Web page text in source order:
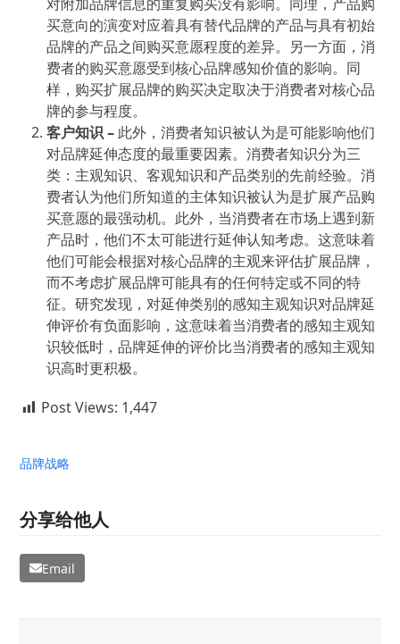
买意向的演变对应着具有替代品牌的产品与具有初始
品牌的产品之间购买意愿程度的差异。另一方面，消
费者的购买意愿受到核心品牌感知价值的影响。同
样，购买扩展品牌的购买决定取决于消费者对核心品
牌的参与程度。
客户知识– 此外，消费者知识被认为是可能影响他们
对品牌延伸态度的最重要因素。消费者知识分为三
类：主观知识、客观知识和产品类别的先前经验。消
费者认为他们所知道的主体知识被认为是扩展产品购
买意愿的最强动机。此外，当消费者在市场上遇到新
产品时，他们不太可能进行延伸认知考虑。这意味着
他们可能会根据对核心品牌的主观来评估扩展品牌，
而不考虑扩展品牌可能具有的任何特定或不同的特
征。研究发现，对延伸类别的感知主观知识对品牌延
伸评价有负面影响，这意味着当消费者的感知主观知
识较低时，品牌延伸的评价比当消费者的感知主观知
识高时更积极。
Post Views: 1,447
品牌战略
分享给他人
Email